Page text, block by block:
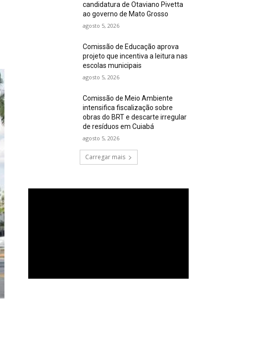
candidatura de Otaviano Pivetta
ao governo de Mato Grosso
agosto 5, 2026
Comissão de Educação aprova
projeto que incentiva a leitura nas
escolas municipais
agosto 5, 2026
Comissão de Meio Ambiente
intensifica fiscalização sobre
obras do BRT e descarte irregular
de resíduos em Cuiabá
agosto 5, 2026
Carregar mais